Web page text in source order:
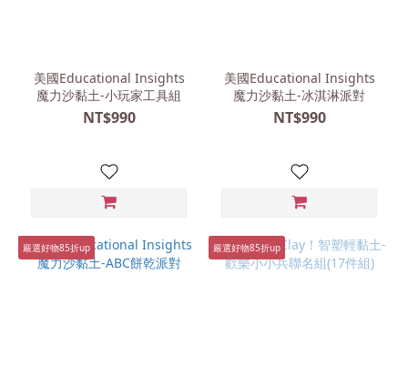
美國Educational Insights
魔力沙黏土-小玩家工具組
NT$990
美國Educational Insights
魔力沙黏土-冰淇淋派對
NT$990
嚴選好物85折up 嚴選好物85折up